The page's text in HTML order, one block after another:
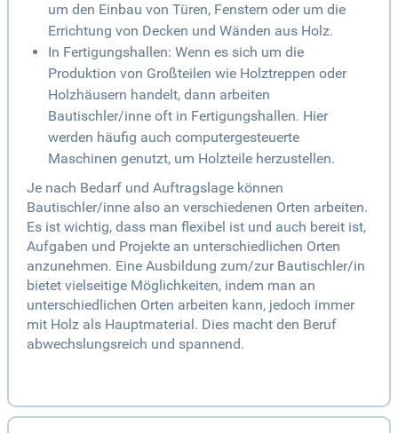
um den Einbau von Türen, Fenstern oder um die
Errichtung von Decken und Wänden aus Holz.
In Fertigungshallen: Wenn es sich um die
Produktion von Großteilen wie Holztreppen oder
Holzhäusern handelt, dann arbeiten
Bautischler/inne oft in Fertigungshallen. Hier
werden häufig auch computergesteuerte
Maschinen genutzt, um Holzteile herzustellen.
Je nach Bedarf und Auftragslage können
Bautischler/inne also an verschiedenen Orten arbeiten.
Es ist wichtig, dass man flexibel ist und auch bereit ist,
Aufgaben und Projekte an unterschiedlichen Orten
anzunehmen. Eine Ausbildung zum/zur Bautischler/in
bietet vielseitige Möglichkeiten, indem man an
unterschiedlichen Orten arbeiten kann, jedoch immer
mit Holz als Hauptmaterial. Dies macht den Beruf
abwechslungsreich und spannend.